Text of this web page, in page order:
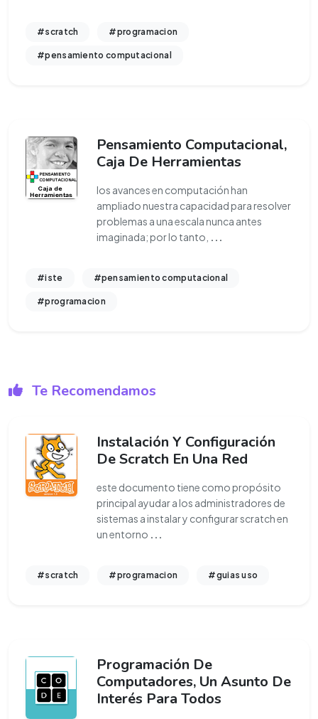
#scratch #programacion
#pensamiento computacional
Pensamiento Computacional,
Caja De Herramientas
los avances en computación han
ampliado nuestra capacidad para resolver
problemas a una escala nunca antes
imaginada; por lo tanto,
#iste #pensamiento computacional
#programacion
Te Recomendamos
Instalación Y Configuración
De Scratch En Una Red
este documento tiene como propósito
principal ayudar a los administradores de
sistemas a instalar y configurar scratch en
un entorno
#scratch #programacion #guias uso
Programación De
Computadores, Un Asunto De
Interés Para Todos